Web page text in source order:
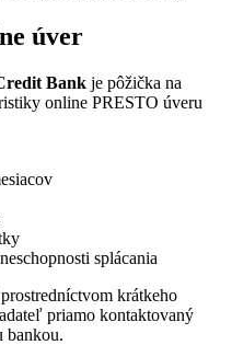
úver
Bank je pôžička na
online PRESTO úveru
splácania
krátkeho
priamo kontaktovaný
bankou.